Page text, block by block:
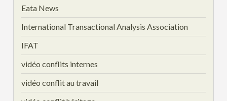
Eata News
International Transactional Analysis Association
IFAT
vidéo conflits internes
vidéo conflit au travail